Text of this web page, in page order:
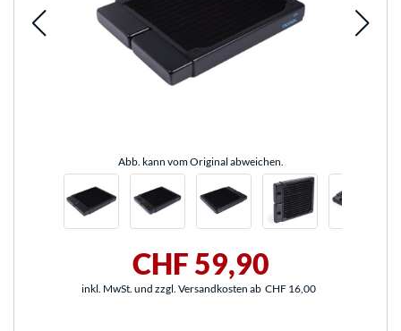
Abb. kann vom Original abweichen.
CHF 59,90
inkl. MwSt. und zzgl. Versandkosten ab CHF 16,00